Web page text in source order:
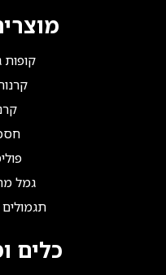
גמל
תגמולים
כלים